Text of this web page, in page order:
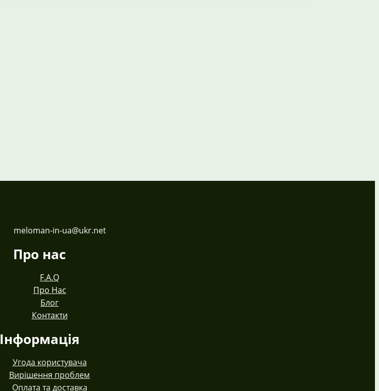
meloman-in-ua@ukr.net
Про нас
F.A.Q
Про Нас
Блог
Контакти
Інформація
Угода користувача
Вирішення проблем
Оплата та доставка